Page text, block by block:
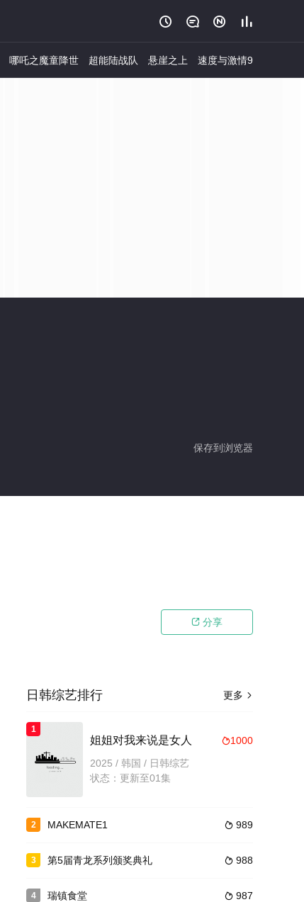
   
哪吒之魔童降世 超能陆战队 悬崖之上 速度与激情9
保存到浏览器
 分享
更多 
日韩综艺排行
1
1000
姐姐对我来说是女人
2025 / 韩国 / 日韩综艺
状态：更新至01集
2  989
MAKEMATE1
3  988
第5届青龙系列颁奖典礼
4  987
瑞镇食堂